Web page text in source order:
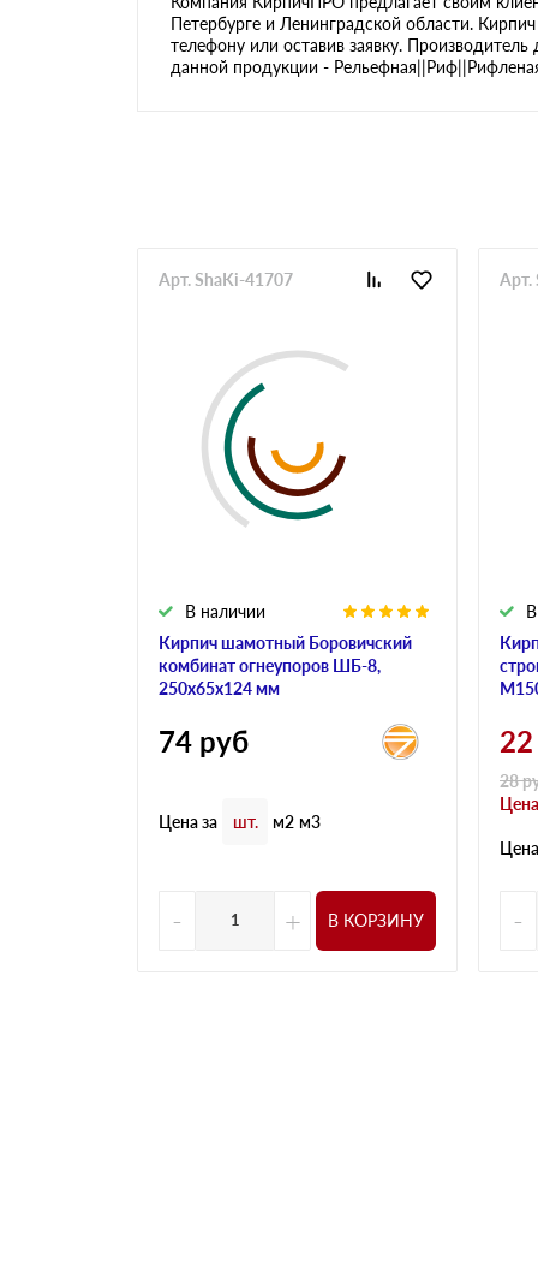
Петербурге и Ленинградской области.
телефону или оставив заявку.
данной продукции -
Кирпич шамотный Боровичский
комбинат огнеупоров ШБ-8,
250х65х124 мм
В наличии
Арт. ShaKi-41707
74 руб
Цена за шт. м2 м3
- + В КОРЗИНУ
Арт.
22
28
-